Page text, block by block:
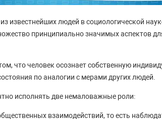
известнейших людей в социологической
принципиально значимых аспектов
что человек осознает собственную
по аналогии с мерами других людей.
исполнять две немаловажные роли:
взаимодействий, то есть